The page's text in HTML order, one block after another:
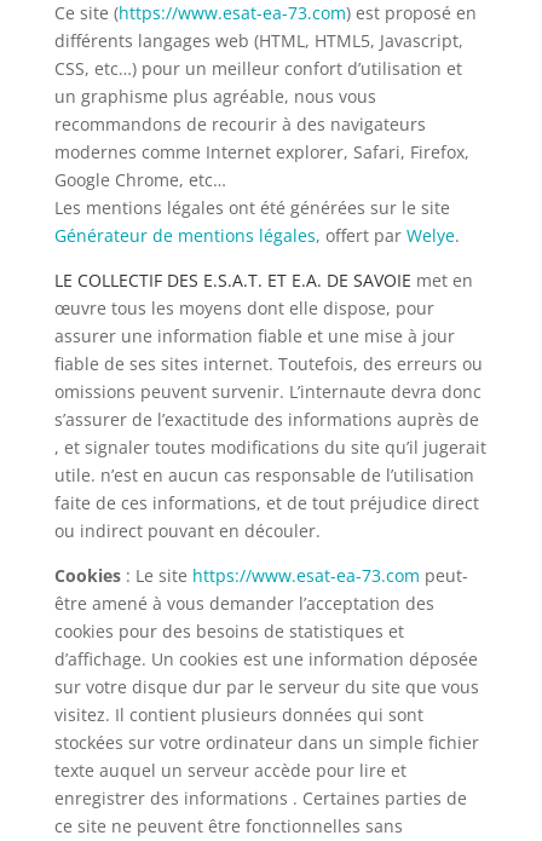
Ce site (https://www.esat-ea-73.com) est proposé en
différents langages web (HTML, HTML5, Javascript,
CSS, etc…) pour un meilleur confort d’utilisation et
un graphisme plus agréable, nous vous
recommandons de recourir à des navigateurs
modernes comme Internet explorer, Safari, Firefox,
Google Chrome, etc…
Les mentions légales ont été générées sur le site
Générateur de mentions légales, offert par Welye.
LE COLLECTIF DES E.S.A.T. ET E.A. DE SAVOIE met en
œuvre tous les moyens dont elle dispose, pour
assurer une information fiable et une mise à jour
fiable de ses sites internet. Toutefois, des erreurs ou
omissions peuvent survenir. L’internaute devra donc
s’assurer de l’exactitude des informations auprès de
, et signaler toutes modifications du site qu’il jugerait
utile. n’est en aucun cas responsable de l’utilisation
faite de ces informations, et de tout préjudice direct
ou indirect pouvant en découler.
Cookies: Le site https://www.esat-ea-73.com peut-
être amené à vous demander l’acceptation des
cookies pour des besoins de statistiques et
d’affichage. Un cookies est une information déposée
sur votre disque dur par le serveur du site que vous
visitez. Il contient plusieurs données qui sont
stockées sur votre ordinateur dans un simple fichier
texte auquel un serveur accède pour lire et
enregistrer des informations . Certaines parties de
ce site ne peuvent être fonctionnelles sans